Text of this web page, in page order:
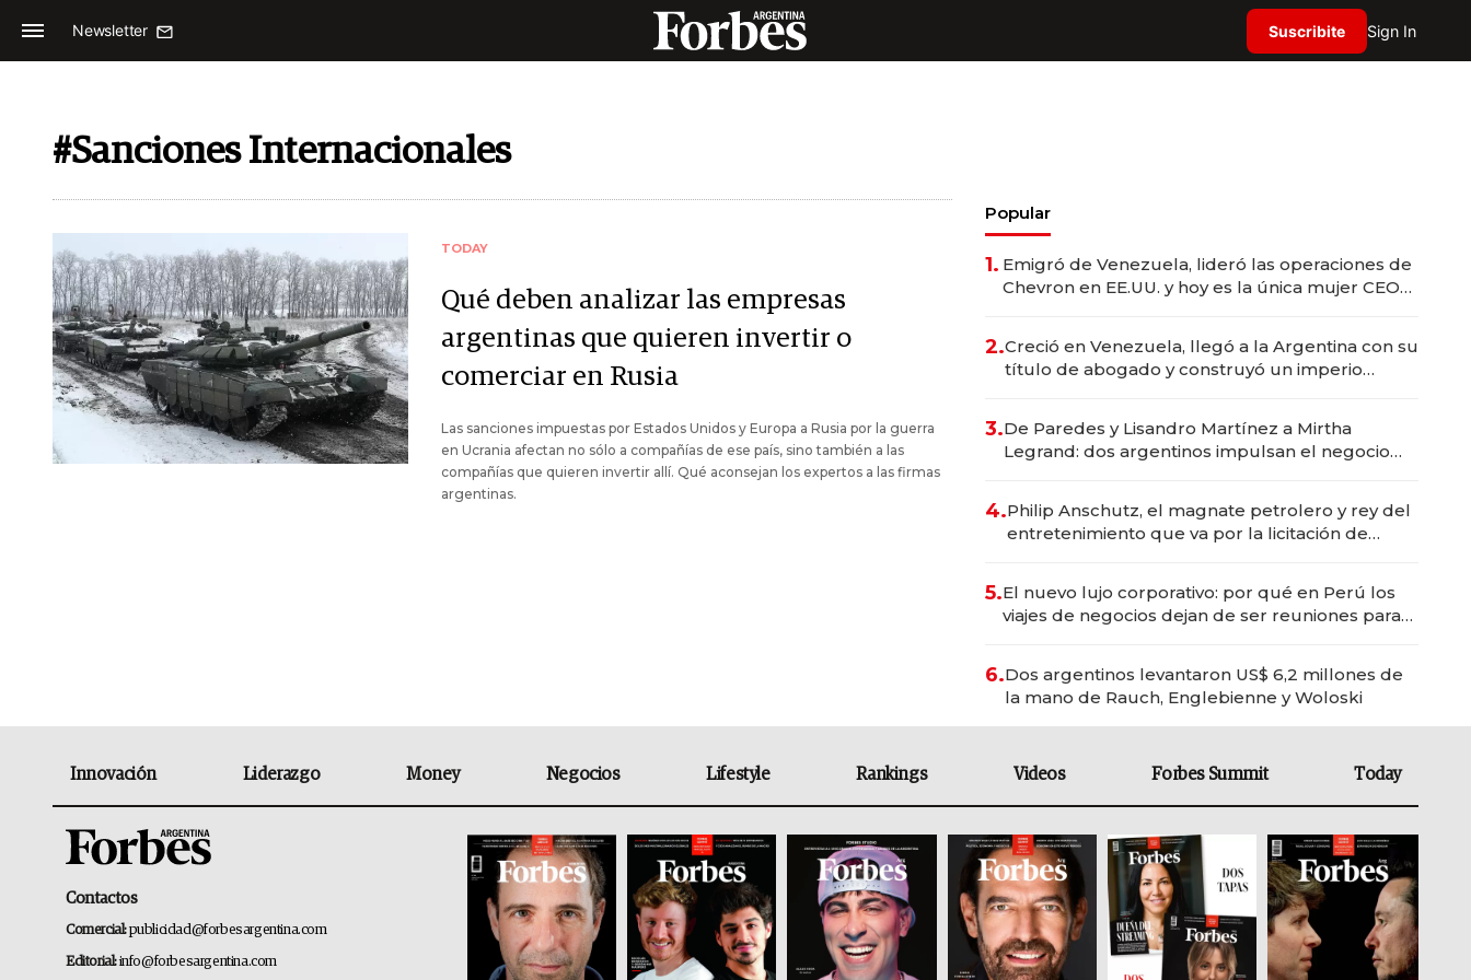
Newsletter Suscribite Sign In
#Sanciones Internacionales
TODAY
Qué deben analizar las empresas
argentinas que quieren invertir o
comerciar en Rusia
Las sanciones impuestas por Estados Unidos y Europa a Rusia por la guerra
en Ucrania afectan no sólo a compañías de ese país, sino también a las
compañías que quieren invertir allí. Qué aconsejan los expertos a las firmas
argentinas.
Popular
1. Emigró de Venezuela, lideró las operaciones de
Chevron en EE.UU. y hoy es la única mujer CEO
2.Creció en Venezuela, llegó a la Argentina con su
título de abogado y construyó un imperio
3.De Paredes y Lisandro Martínez a Mirtha
Legrand: dos argentinos impulsan el negocio
4.Philip Anschutz, el magnate petrolero y rey del
entretenimiento que va por la licitación de
5.El nuevo lujo corporativo: por qué en Perú los
viajes de negocios dejan de ser reuniones para
6.Dos argentinos levantaron US$ 6,2 millones de
la mano de Rauch, Englebienne y Woloski
Innovación Liderazgo Money Negocios Lifestyle Rankings Videos Forbes Summit Today
Contactos
Comercial:publicidad@forbesargentina.com
Editorial:info@forbesargentina.com